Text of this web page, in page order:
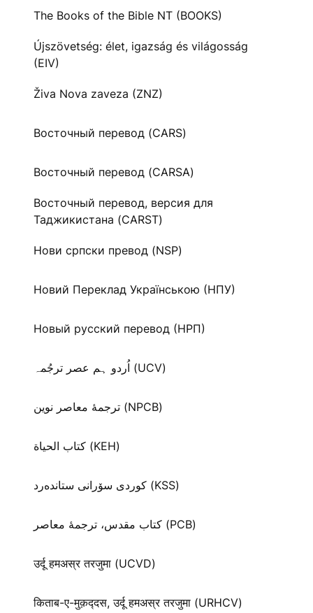
The Books of the Bible NT (BOOKS)
Újszövetség: élet, igazság és világosság
(EIV)
Živa Nova zaveza (ZNZ)
Восточный перевод (CARS)
Восточный перевод (CARSA)
Восточный перевод, версия для
Таджикистана (CARST)
Нови српски превод (NSP)
Новий Переклад Українською (НПУ)
Новый русский перевод (НРП)
اُردو ہم عصر ترجُمہ (UCV)
ترجمۀ معاصر نوین (NPCB)
كتاب الحياة (KEH)
كوردی سۆرانی ستانده‌رد (KSS)
کتاب مقدس، ترجمۀ معاصر (PCB)
उर्दू हमअस्र तरजुमा (UCVD)
किताब-ए-मुक़द्‍दस, उर्दू हमअस्र तरजुमा (URHCV)